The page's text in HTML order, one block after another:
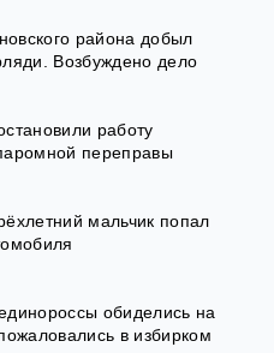
района добыл
Возбуждено дело
работу
переправы
мальчик попал
обиделись на
в избирком